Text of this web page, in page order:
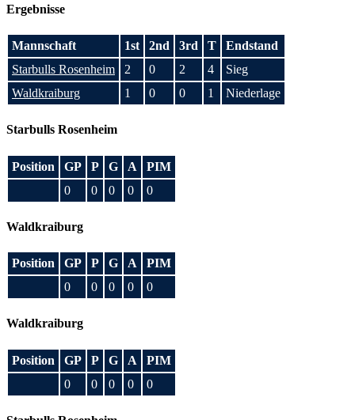
Ergebnisse
Mannschaft 1st 2nd 3rd T
Endstand
Starbulls Rosenheim
2 0 2 4
Sieg
Waldkraiburg
1 0 0 1 Niederlage
Starbulls Rosenheim
Position GP P G A
PIM
0
0 0 0 0
Waldkraiburg
Position GP P G A
PIM
0
0 0 0 0
Waldkraiburg
Position GP P G A
PIM
0
0 0 0 0